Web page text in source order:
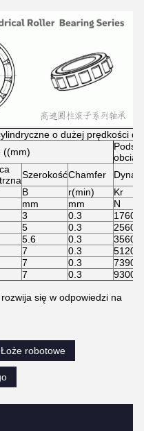
o dużej prędkości
((mm)
SzerokośćChamfer
B r(min)
Kr
mm mm
N
3 0.3
1760
5 0.3
2560
5.6 0.3
3560
7 0.3
5120
7 0.3
7390
7 0.3 9300
się w odpowiedzi na
Łoże robotowe